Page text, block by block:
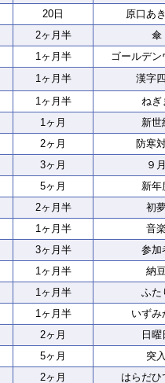
20日 原口あ
2ヶ月半 傘
1ヶ月半 ゴールデン
1ヶ月半 漢字
1ヶ月半 ねぎ
1ヶ月 新世
2ヶ月 防寒
3ヶ月 ９
5ヶ月 新年
2ヶ月半 初
1ヶ月半 音
3ヶ月半 参加
1ヶ月半 納
1ヶ月半 ふた
1ヶ月半 いずみ
2ヶ月 日曜
5ヶ月 突
2ヶ月 はらだひ